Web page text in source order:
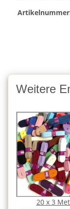
Weitere
20 x 3